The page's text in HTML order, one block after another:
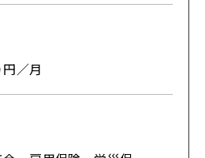
／月